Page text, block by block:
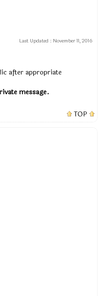
Last Updated : November 11, 2016
after appropriate
message.
TOP